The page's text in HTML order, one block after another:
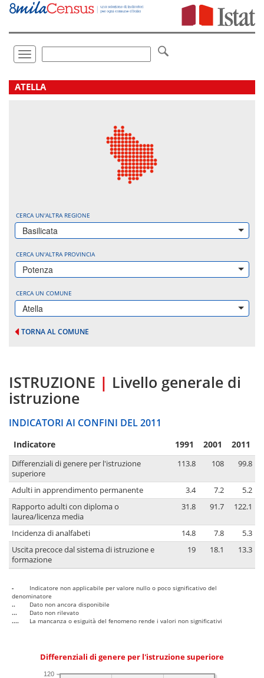
Vai
direttamente
Toggle
navigation
.
ATELLA
CERCA UN'ALTRA REGIONE
Basilicata
CERCA UN'ALTRA PROVINCIA
Potenza
CERCA UN COMUNE
Atella
TORNA AL COMUNE
ISTRUZIONE | Livello generale di
istruzione
INDICATORI AI CONFINI DEL 2011
Indicatore 1991 2001 2011
Differenziali di genere per l'istruzione
superiore
113.8 108 99.8
Adulti in apprendimento permanente 3.4 7.2
5.2
Rapporto adulti con diploma o
laurea/licenza media
31.8 91.7 122.1
Incidenza di analfabeti 14.8 7.8
5.3
Uscita precoce dal sistema di istruzione e
formazione
19 18.1 13.3
-
Indicatore non applicabile per valore nullo o poco significativo del
denominatore
..
Dato non ancora disponibile
...
Dato non rilevato
....
La mancanza o esiguità del fenomeno rende i valori non significativi
Differenziali di genere per l'istruzione superiore
120